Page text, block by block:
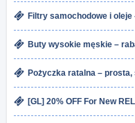
Filtry samochodowe i oleje
Buty wysokie męskie –
Pożyczka ratalna – prosta,
[GL] 20% OFF For New